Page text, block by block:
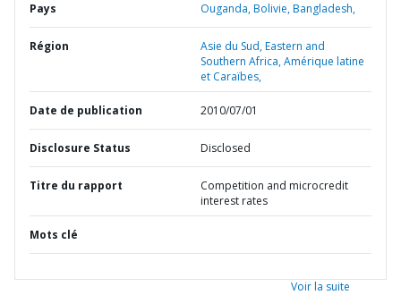
Pays Ouganda,Bolivie,Bangladesh,
Région Asie du Sud,Eastern and
Southern Africa,Amérique latine
et Caraïbes,
Date de publication 2010/07/01
Disclosure Status Disclosed
Titre du rapport
Competition and microcredit
interest rates
Mots clé
Voir la suite